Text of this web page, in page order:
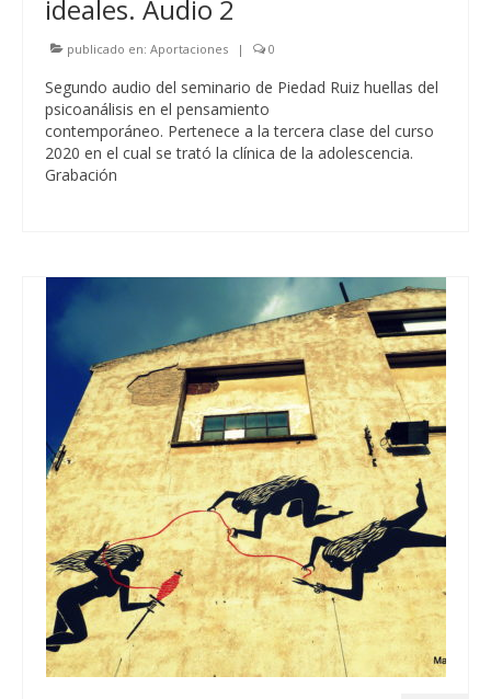
ideales. Audio 2
publicado en: Aportaciones | 0
Segundo audio del seminario de Piedad Ruiz huellas del
psicoanálisis en el pensamiento
contemporáneo. Pertenece a la tercera clase del curso
2020 en el cual se trató la clínica de la adolescencia.
Grabación